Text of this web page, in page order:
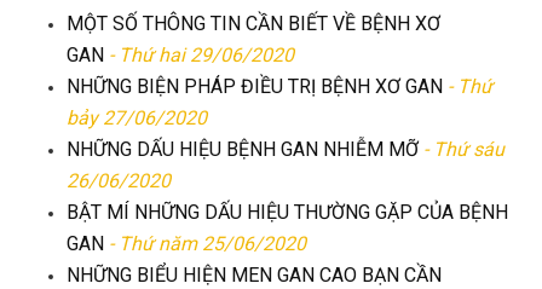
MỘT SỐ THÔNG TIN CẦN BIẾT VỀ BỆNH XƠ
GAN - Thứ hai 29/06/2020
NHỮNG BIỆN PHÁP ĐIỀU TRỊ BỆNH XƠ GAN - Thứ
bảy 27/06/2020
NHỮNG DẤU HIỆU BỆNH GAN NHIỄM MỠ- Thứ sáu
26/06/2020
BẬT MÍ NHỮNG DẤU HIỆU THƯỜNG GẶP CỦA BỆNH
GAN - Thứ năm 25/06/2020
NHỮNG BIỂU HIỆN MEN GAN CAO BẠN CẦN